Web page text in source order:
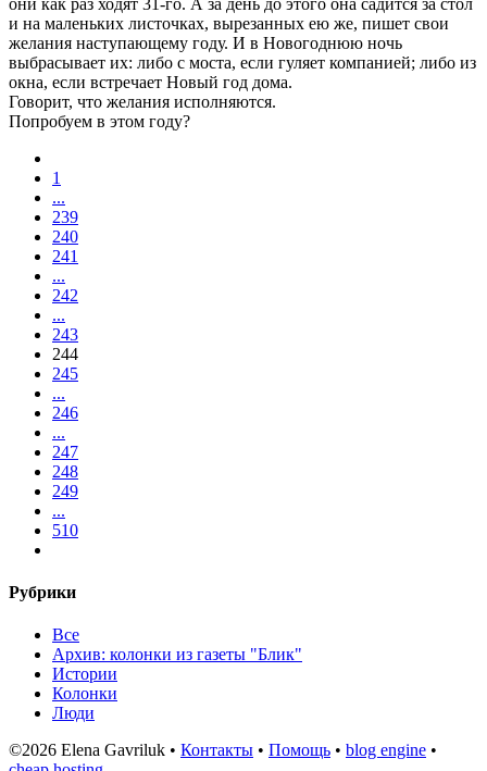
и на маленьких листочках, вырезанных ею же, пишет свои
желания наступающему году. И в Новогоднюю ночь
выбрасывает их: либо с моста, если гуляет компанией; либо из
окна, если встречает Новый год дома.
Говорит, что желания исполняются.
Попробуем в этом году?
1
...
239
240
241
...
242
...
243
244
245
...
246
...
247
248
249
...
510
Рубрики
Все
Архив: колонки из газеты "Блик"
Истории
Колонки
Люди
©2026 Elena Gavriluk • Контакты • Помощь • blog engine •